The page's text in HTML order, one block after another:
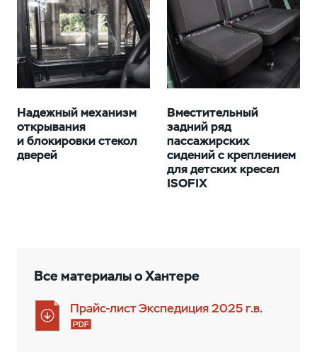
Надежный механизм
открывания
и блокировки стекол
дверей
Вместительный
задний ряд
пассажирских
сидений с креплением
для детских кресел
ISOFIX
Все материалы о Хантерe
Прайс-лист Экспедиция 2025 г.в.